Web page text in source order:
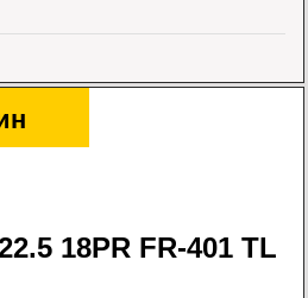
18PR FR-401 TL